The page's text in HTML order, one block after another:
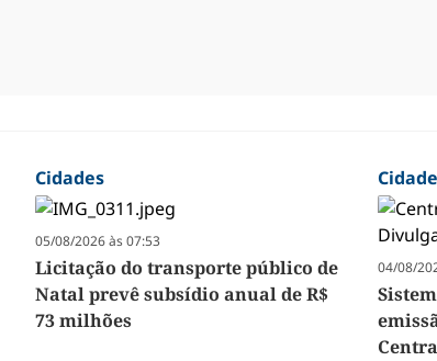
Cidades
05/08/2026 às 07:53
Licitação do transporte público de
Natal prevê subsídio anual de R$
73 milhões
04/08/